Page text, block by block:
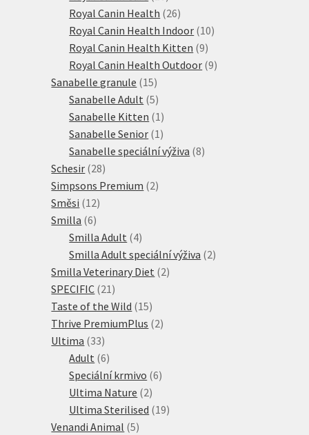
produktů
Royal Canin Health 2626
produktů
Royal Canin Health Indoor 1010
Royal Canin Health Kitten 99
produktů
Royal Canin Health Outdoor 99
Sanabelle granule 1515
produktů
Sanabelle Adult 55
produktů
Sanabelle Kitten 1 1
produkt
Sanabelle Senior 1 1
produkt
Sanabelle speciální výživa 88
Schesir 2828
produktů
Simpsons Premium 22
Směsi 1212
Smilla 66
produktů
Smilla Adult 44
produkty
Smilla Adult speciální výživa 22
Smilla Veterinary Diet 22
SPECIFIC 21 21
produktů
Taste of the Wild 1515
produktů
Thrive PremiumPlus 22
Ultima 3333
produktů
Adult 66
produktů
Speciální krmivo 66
Ultima Nature 22
produkty
Ultima Sterilised 1919
Venandi Animal 55